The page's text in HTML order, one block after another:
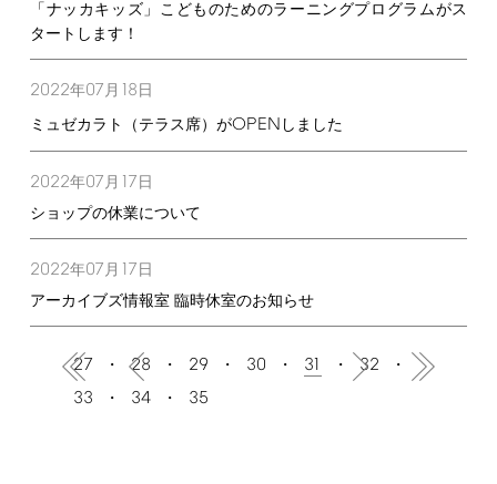
「ナッカキッズ」こどものためのラーニングプログラムがス
タートします！
2022年07月 18 日
ミュゼカラト（テラス席）がOPEN しました
2022年07月 17 日
ショップの休業について
2022年07月 17 日
アーカイブズ情報室 臨時休室のお知らせ
27 28 29 30 31
32
33
34 35